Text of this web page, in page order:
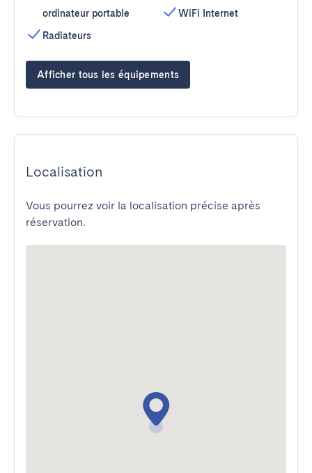
ordinateur portable
Radiateurs
WiFi Internet
Afficher tous les équipements
Localisation
Vous pourrez voir la localisation précise après
réservation.